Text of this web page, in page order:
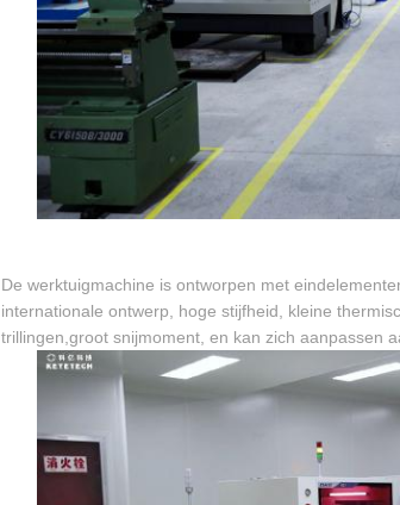
De werktuigmachine is ontworpen met
internationale ontwerp, hoge stijfheid, kleine
trillingen,groot snijmoment, en kan zich aanpassen